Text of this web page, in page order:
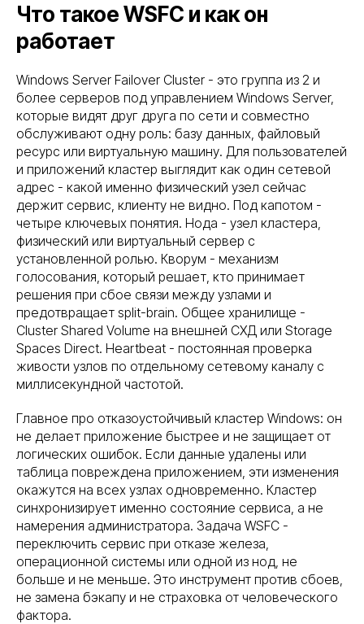
Что такое WSFC и как он
работает
Windows Server Failover Cluster - это группа из 2 и
более серверов под управлением Windows Server,
которые видят друг друга по сети и совместно
обслуживают одну роль: базу данных, файловый
ресурс или виртуальную машину. Для пользователей
и приложений кластер выглядит как один сетевой
адрес - какой именно физический узел сейчас
держит сервис, клиенту не видно. Под капотом -
четыре ключевых понятия. Нода - узел кластера,
физический или виртуальный сервер с
установленной ролью. Кворум - механизм
голосования, который решает, кто принимает
решения при сбое связи между узлами и
предотвращает split-brain. Общее хранилище -
Cluster Shared Volume на внешней СХД или Storage
Spaces Direct. Heartbeat - постоянная проверка
живости узлов по отдельному сетевому каналу с
миллисекундной частотой.
Главное про отказоустойчивый кластер Windows: он
не делает приложение быстрее и не защищает от
логических ошибок. Если данные удалены или
таблица повреждена приложением, эти изменения
окажутся на всех узлах одновременно. Кластер
синхронизирует именно состояние сервиса, а не
намерения администратора. Задача WSFC -
переключить сервис при отказе железа,
операционной системы или одной из нод, не
больше и не меньше. Это инструмент против сбоев,
не замена бэкапу и не страховка от человеческого
фактора.